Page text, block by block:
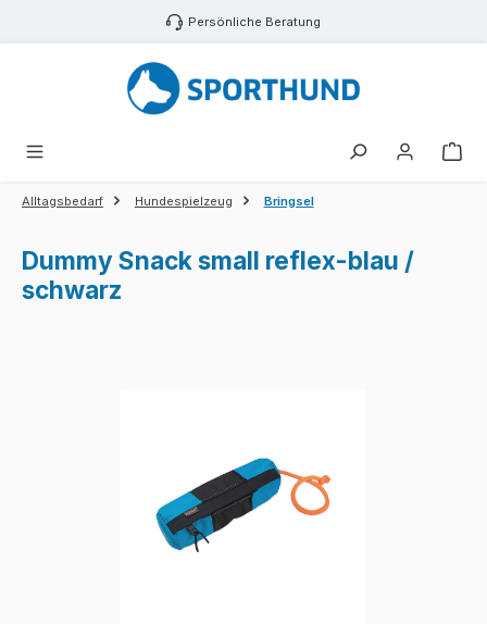
Zum Hauptinhalt springen Persönliche Beratung
Alltagsbedarf Hundespielzeug Bringsel
Dummy Snack small reflex-blau /
schwarz